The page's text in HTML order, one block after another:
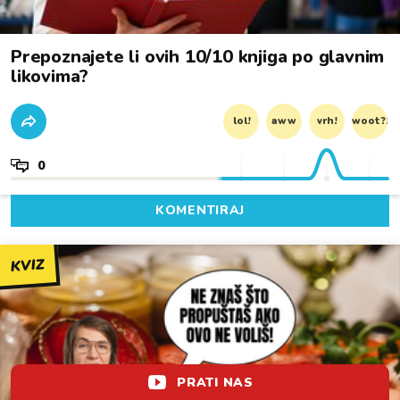
Prepoznajete li ovih 10/10 knjiga po glavnim
likovima?
lol! aww vrh! woot?!
0
KOMENTIRAJ
KVIZ
PRATI NAS